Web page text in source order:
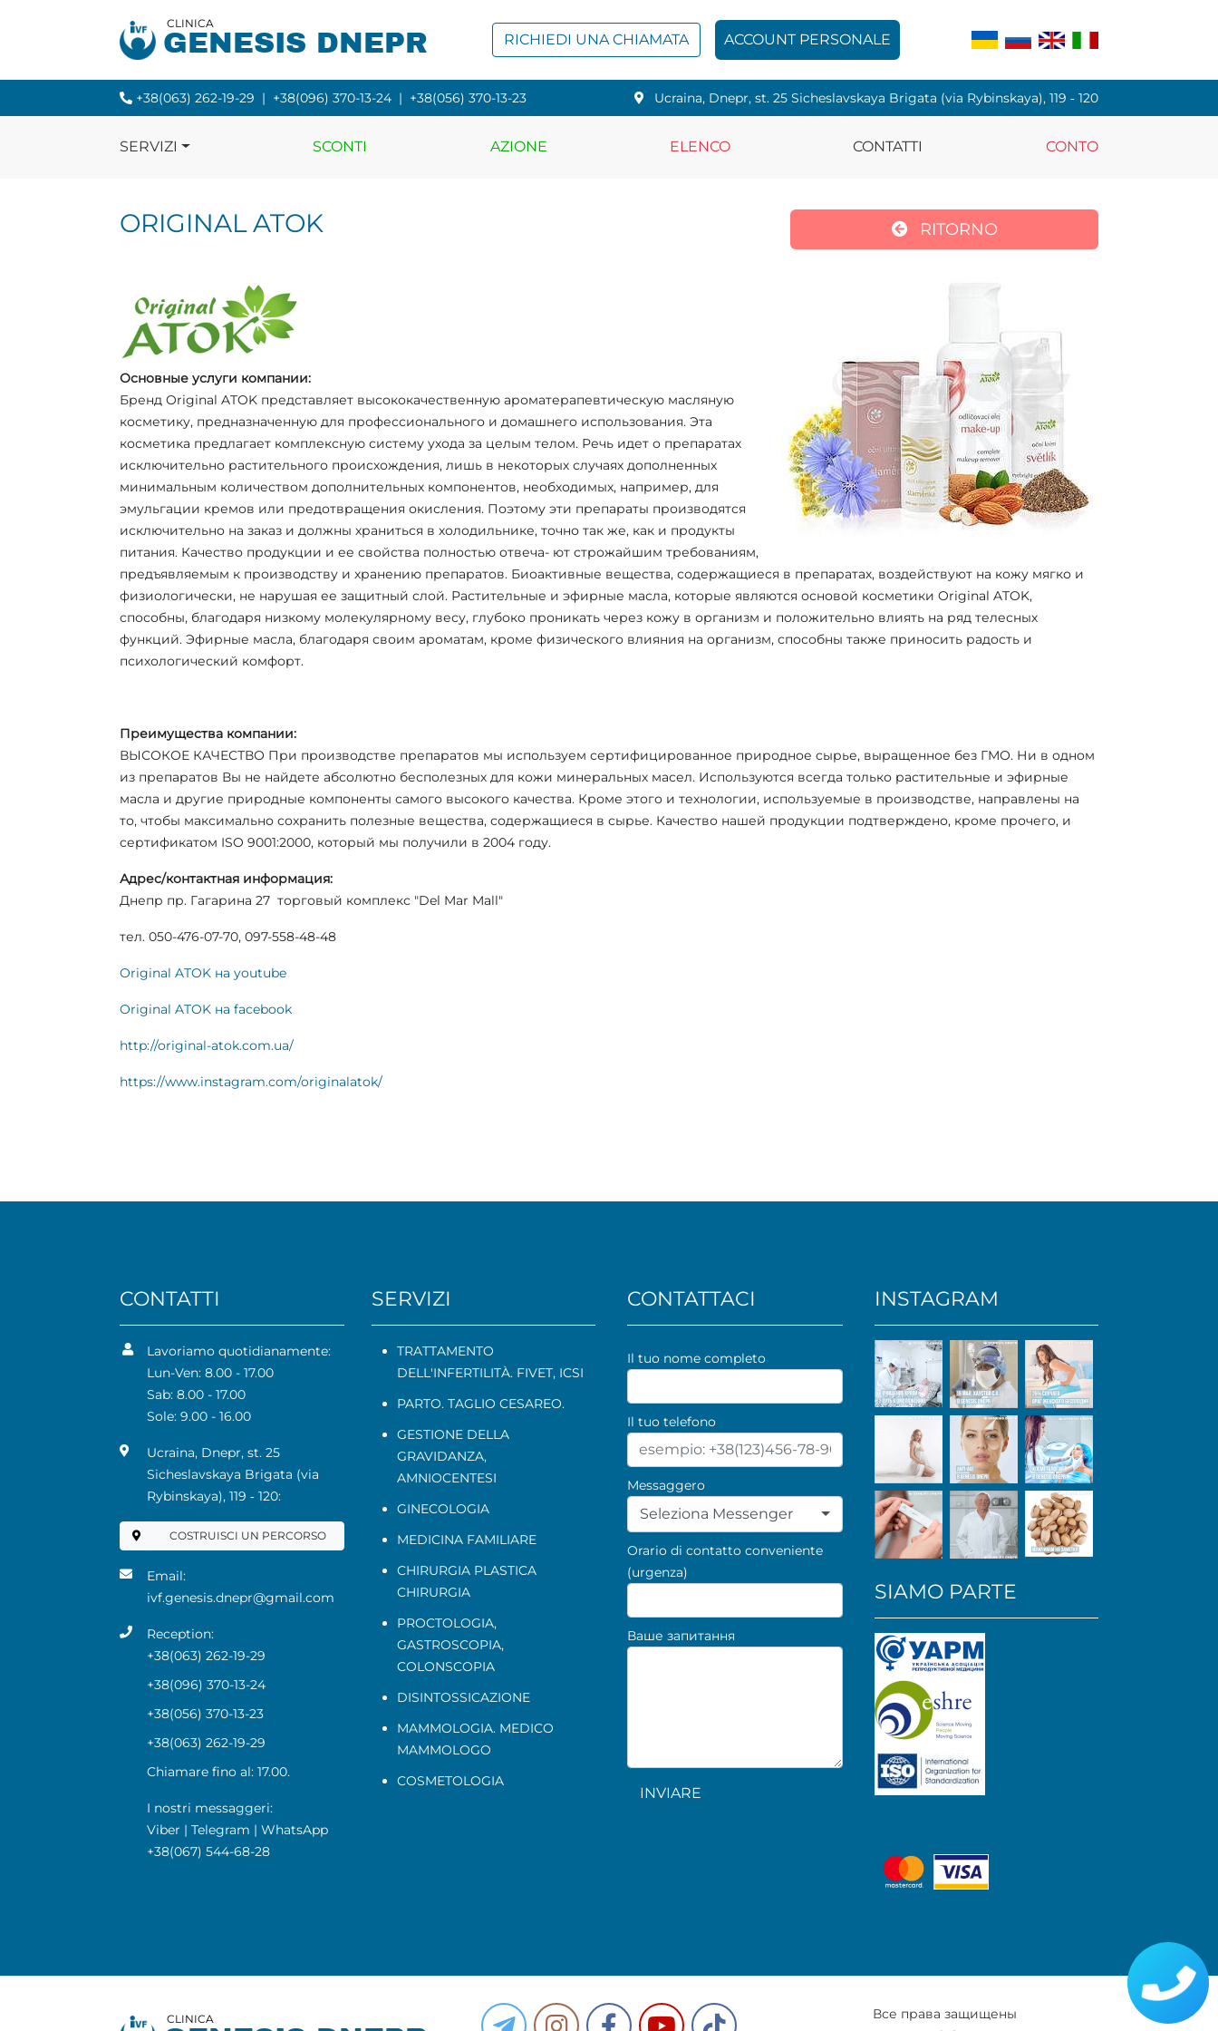
CLINICA
GENESIS DNEPR RICHIEDI UNA CHIAMATA ACCOUNT PERSONALE
+38(063) 262-19-29 | +38(096) 370-13-24 | +38(056) 370-13-23 Ucraina, Dnepr, st. 25 Sicheslavskaya Brigata (via Rybinskaya), 119 ‑ 120
SERVIZI SCONTI AZIONE ELENCO CONTATTI CONTO
ORIGINAL ATOK RITORNO
Основные услуги компании:
Бренд Original ATOK представляет высококачественную ароматерапевтическую маcляную
косметику, предназначенную для профессионального и домашнего использования. Эта
косметика предлагает комплексную систему ухода за целым телом. Речь идет о препаратах
исключительно растительного происхождения, лишь в некоторых случаях дополненных
минимальным количеством дополнительных компонентов, необходимых, например, для
эмульгации кремов или предотвращения окисления. Поэтому эти препараты производятся
исключительно на заказ и должны храниться в холодильнике, точно так же, как и продукты
питания. Качество продукции и ее свойства полностью отвеча- ют строжайшим требованиям,
предъявляемым к производству и хранению препаратов. Биоактивные вещества, содержащиеся в препаратах, воздействуют на кожу мягко и
физиологически, не нарушая ее защитный слой. Растительные и эфирные масла, которые являются основой косметики Original ATOK,
способны, благодаря низкому молекулярному весу, глубоко проникать через кожу в организм и положительно влиять на ряд телесных
функций. Эфирные масла, благодаря своим ароматам, кроме физического влияния на организм, способны также приносить радость и
психологический комфорт.
Преимущества компании:
ВЫСОКОЕ КАЧЕСТВО При производстве препаратов мы используем сертифицированное природное сырье, выращенное без ГМО. Ни в одном
из препаратов Вы не найдете абсолютно бесполезных для кожи минеральных масел. Используются всегда только растительные и эфирные
масла и другие природные компоненты самого высокого качества. Кроме этого и технологии, используемые в производстве, направлены на
то, чтобы максимально сохранить полезные вещества, содержащиеся в сырье. Качество нашей продукции подтверждено, кроме прочего, и
сертификатом ISO 9001:2000, который мы получили в 2004 году.
Адрес/контактная информация:
Днепр пр. Гагарина 27 торговый комплекс "Del Mar Mall"
тел. 050-476-07-70, 097-558-48-48
Original ATOK на youtube
Original ATOK на facebook
http://original-atok.com.ua/
https://www.instagram.com/originalatok/
CONTATTI
Lavoriamo quotidianamente:
Lun-Ven: 8.00 - 17.00
Sab: 8.00 - 17.00
Sole: 9.00 - 16.00
Ucraina, Dnepr, st. 25
Sicheslavskaya Brigata (via
Rybinskaya), 119 ‑ 120:
COSTRUISCI UN PERCORSO
Email:
ivf.genesis.dnepr@gmail.com
Reception:
+38(063) 262-19-29
+38(096) 370-13-24
+38(056) 370-13-23
+38(063) 262-19-29
Chiamare fino al: 17.00.
I nostri messaggeri:
Viber | Telegram | WhatsApp
+38(067) 544-68-28
SERVIZI
TRATTAMENTO
DELL'INFERTILITÀ. FIVET, ICSI
PARTO. TAGLIO CESAREO.
GESTIONE DELLA
GRAVIDANZA,
AMNIOCENTESI
GINECOLOGIA
MEDICINA FAMILIARE
CHIRURGIA PLASTICA
CHIRURGIA
PROCTOLOGIA,
GASTROSCOPIA,
COLONSCOPIA
DISINTOSSICAZIONE
MAMMOLOGIA. MEDICO
MAMMOLOGO
COSMETOLOGIA
CONTATTACI
Il tuo nome completo
Il tuo telefono
Messaggero
Seleziona Messenger
Orario di contatto conveniente
(urgenza)
Ваше запитання
INVIARE
INSTAGRAM
SIAMO PARTE
CLINICA
Все права защищены